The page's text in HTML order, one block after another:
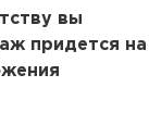
вы
придется на